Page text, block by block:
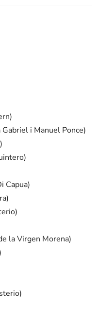
i Manuel Ponce)
Capua)
la Virgen Morena)